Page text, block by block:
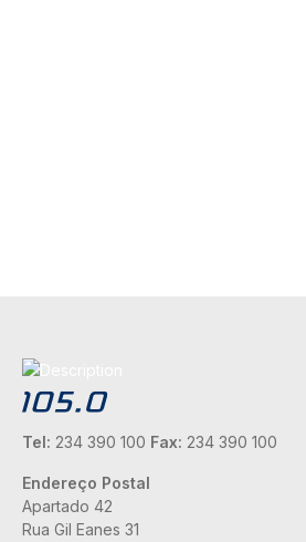
Tel: 234 390 100 Fax: 234 390 100
Endereço Postal
Apartado 42
Rua Gil Eanes 31